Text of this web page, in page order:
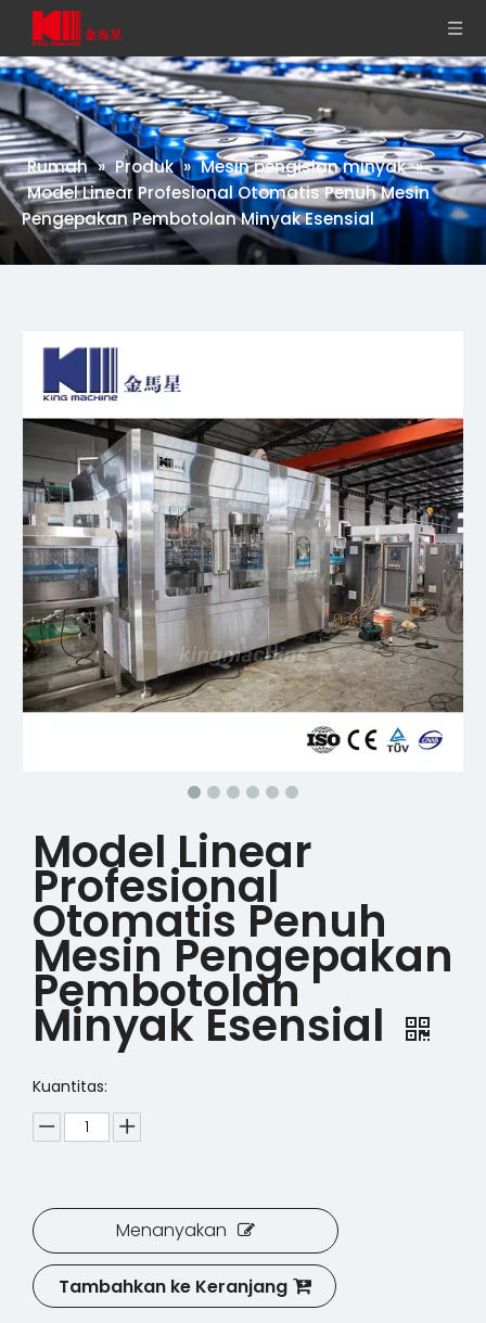
Rumah » Produk » Mesin pengisian minyak »
Model Linear Profesional Otomatis Penuh Mesin
Pengepakan Pembotolan Minyak Esensial
Model Linear
Profesional
Otomatis Penuh
Mesin Pengepakan
Pembotolan
Minyak Esensial
Kuantitas:
Menanyakan
Tambahkan ke Keranjang